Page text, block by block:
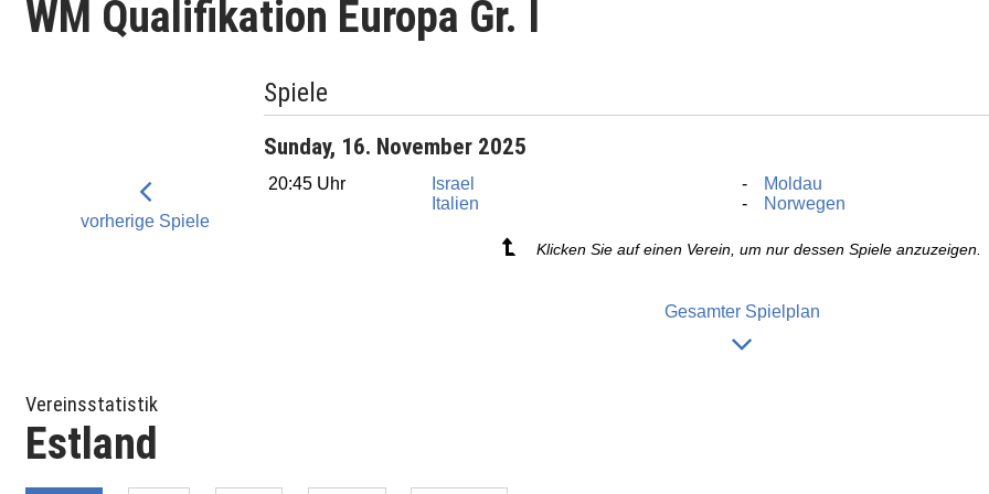
WM Qualifikation Europa Gr. I
vorherige Spiele
Spiele
Sunday, 16. November 2025
20:45 Uhr Israel Moldau
Italien
Norwegen
Klicken Sie auf einen Verein, um nur dessen Spiele anzuzeigen.
Gesamter Spielplan
Vereinsstatistik
Estland